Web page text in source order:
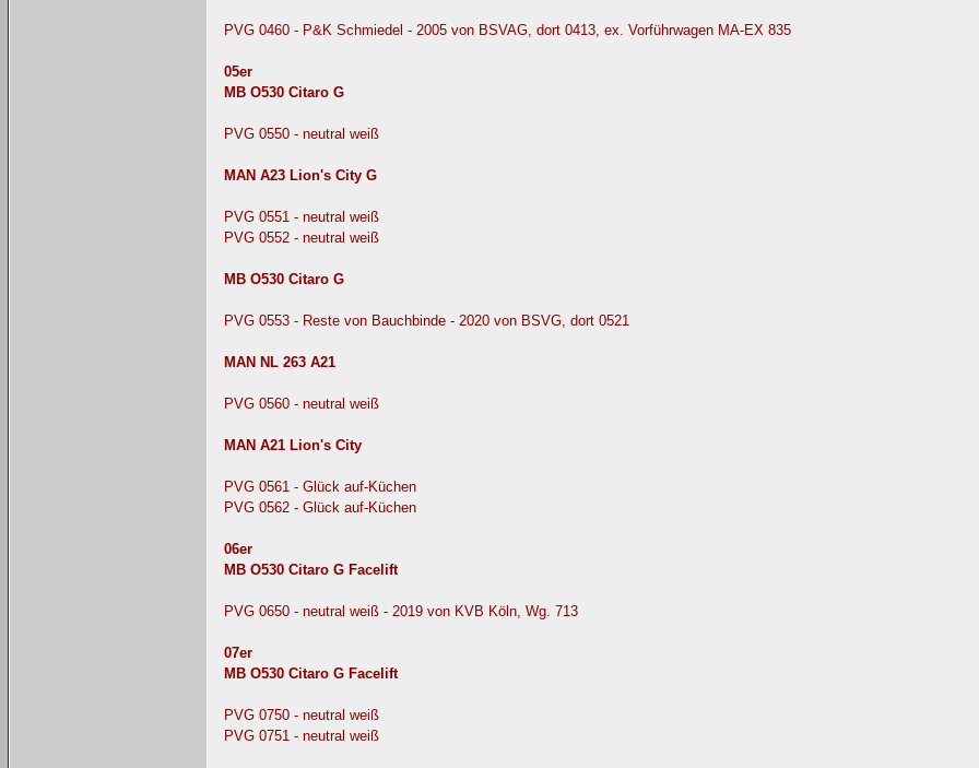
PVG 0460 - P&K Schmiedel - 2005 von BSVAG, dort 0413, ex. Vorführwagen MA-EX 835
05er
MB O530 Citaro G
PVG 0550 - neutral weiß
MAN A23 Lion's City G
PVG 0551 - neutral weiß
PVG 0552 - neutral weiß
MB O530 Citaro G
PVG 0553 - Reste von Bauchbinde - 2020 von BSVG, dort 0521
MAN NL 263 A21
PVG 0560 - neutral weiß
MAN A21 Lion's City
PVG 0561 - Glück auf-Küchen
PVG 0562 - Glück auf-Küchen
06er
MB O530 Citaro G Facelift
PVG 0650 - neutral weiß - 2019 von KVB Köln, Wg. 713
07er
MB O530 Citaro G Facelift
PVG 0750 - neutral weiß
PVG 0751 - neutral weiß